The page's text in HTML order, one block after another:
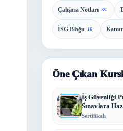
Çalışma Notları 33
İSG Bloğu 16
Öne Çıkan
İş Güvenliği
Sınavlara
Sertifikalı